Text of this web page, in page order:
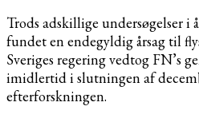
Trods adskillige undersøgelser i
fundet en endegyldig årsag til
Sveriges regering vedtog FN’s
imidlertid i slutningen af
efterforskningen.